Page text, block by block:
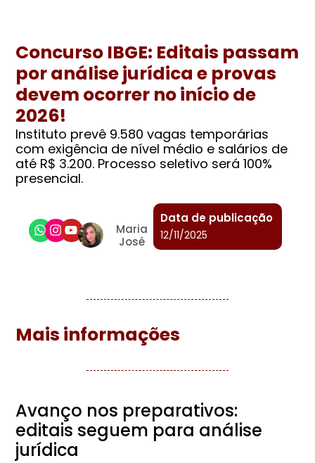
Concurso IBGE: Editais passam
por análise jurídica e provas
devem ocorrer no início de
2026!
Instituto prevê 9.580 vagas temporárias
com exigência de nível médio e salários de
até R$ 3.200. Processo seletivo será 100%
presencial.
Maria
José
Data de publicação
12/11/2025
Mais informações
Avanço nos preparativos:
editais seguem para análise
jurídica